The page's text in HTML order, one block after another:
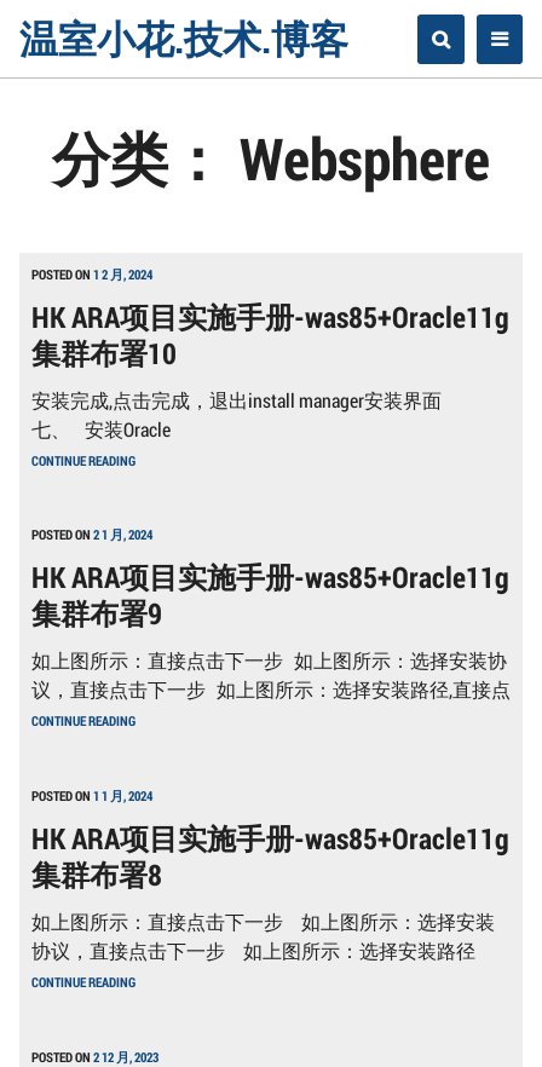
温室小花.技术.博客
分类： Websphere
POSTED ON 1 2 月, 2024
HK ARA项目实施手册-was85+Oracle11g
集群布署10
安装完成,点击完成，退出install manager安装界面
七、 安装Oracle
CONTINUE READING
ARA
实
手
册-
WAS85+ORACLE11G
集
布
署
10
POSTED ON 2 1 月, 2024
HK ARA项目实施手册-was85+Oracle11g
集群布署9
如上图所示：直接点击下一步 如上图所示：选择安装协
议，直接点击下一步 如上图所示：选择安装路径,直接点
CONTINUE READINGHK
ARA
实
手
册-
WAS85+ORACLE11G
集
布
署
9
POSTED ON 1 1 月, 2024
HK ARA项目实施手册-was85+Oracle11g
集群布署8
如上图所示：直接点击下一步 如上图所示：选择安装
协议，直接点击下一步 如上图所示：选择安装路径
CONTINUE READING
ARA
实
POSTED ON 2 12 月, 2023